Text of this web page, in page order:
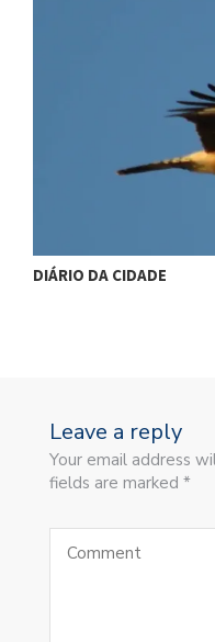
DIÁRIO DA CIDADE
Leave a reply
Your email address
fields are marked *